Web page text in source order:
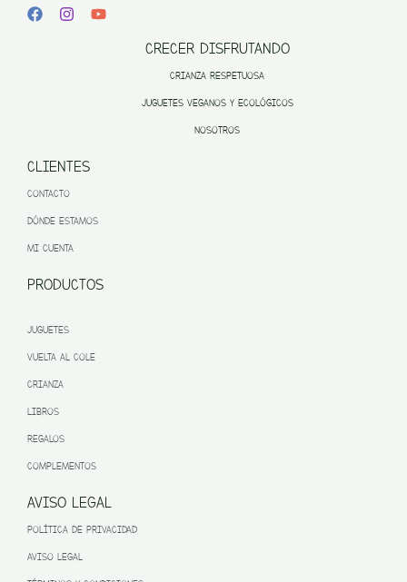
CRECER DISFRUTANDO
CRIANZA RESPETUOSA
JUGUETES VEGANOS Y ECOLÓGICOS
NOSOTROS
CLIENTES
CONTACTO
DÓNDE ESTAMOS
MI CUENTA
PRODUCTOS
JUGUETES
VUELTA AL COLE
CRIANZA
LIBROS
REGALOS
COMPLEMENTOS
AVISO LEGAL
POLÍTICA DE PRIVACIDAD
AVISO LEGAL